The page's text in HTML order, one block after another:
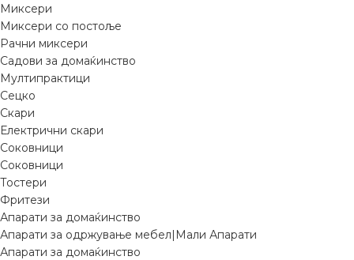
Миксери
Миксери со постоље
Рачни миксери
Садови за домаќинство
Мултипрактици
Сецко
Скари
Електрични скари
Соковници
Соковници
Тостери
Фритези
Апарати за домаќинство
Апарати за одржување мебел|Мали Апарати
Апарати за домаќинство